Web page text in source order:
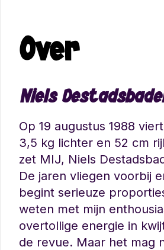
Over
Niels
Op 19 augustus 1988
3,5 kg lichter en 52 cm
zet MIJ, Niels
De jaren vliegen voorbij
begint serieuze
weten met mijn
overtollige energie in
de revue. Maar het mag